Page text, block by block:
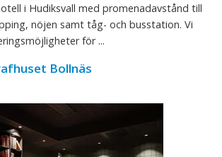
i Hudiksvall med promenadavstånd till
nöjen samt tåg- och busstation. Vi
för ...
Bollnäs